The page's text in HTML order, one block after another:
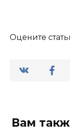
Оцените
Вам